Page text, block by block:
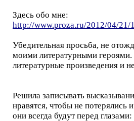
Здесь обо мне:
http://www.proza.ru/2012/04/21/
Убедительная просьба, не
моими литературными героями.
литературные произведения и
Решила записывать
нравятся, чтобы не потерялись
они всегда будут перед глазами: